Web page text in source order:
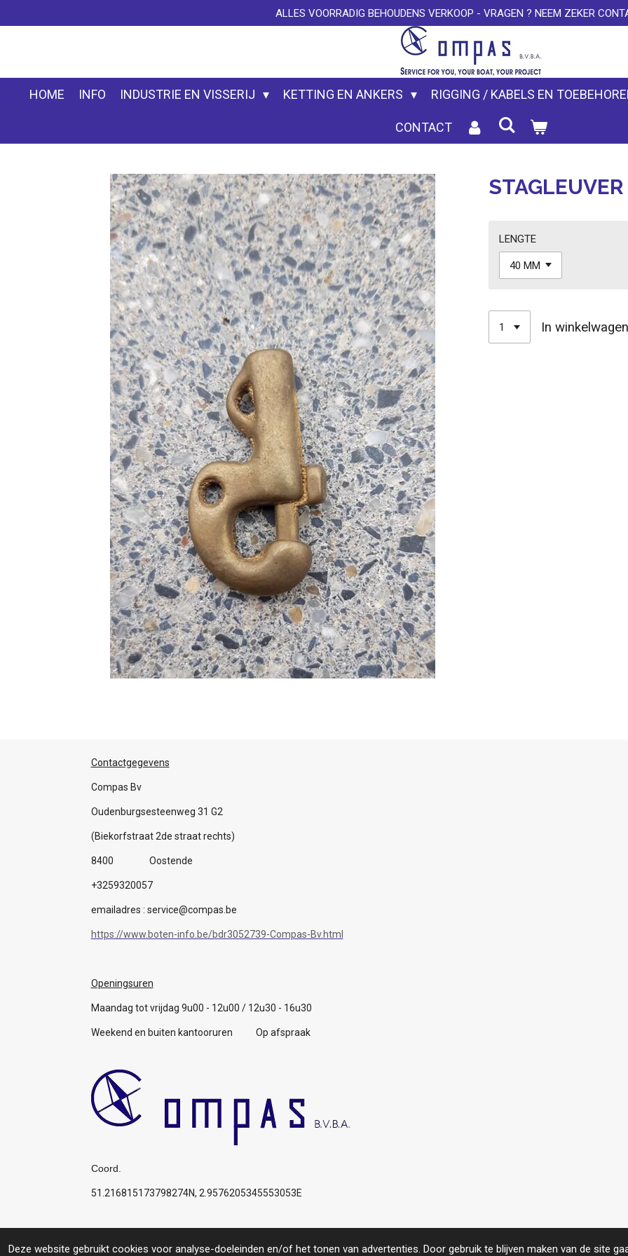
Deze website gebruikt cookies voor analyse-doeleinden en/of het tonen van advertenties. Door gebruik te blijven maken van de site
direct
hoofdinhoud
ALLES VOORRADIG BEHOUDENS VERKOOP - VRAGEN ? NEEM ZEKER
HOME INFO INDUSTRIE EN VISSERIJ KETTING EN ANKERS RIGGING / KABELS EN
CONTACT
LENGTE
In
Contactgegevens
Compas Bv
Oudenburgsesteenweg 31 G2
(Biekorfstraat 2de straat rechts)
8400 Oostende
+3259320057
emailadres : service@compas.be
https://www.boten-info.be/bdr3052739-Compas-Bv.html
Openingsuren
Maandag tot vrijdag 9u00 - 12u00 / 12u30 - 16u30
Weekend en buiten kantooruren Op afspraak
Coord.
51.216815173798274N, 2.9576205345553053E
© 2019 Compas: Service for you, your boat, your project. https://www.compas.be/